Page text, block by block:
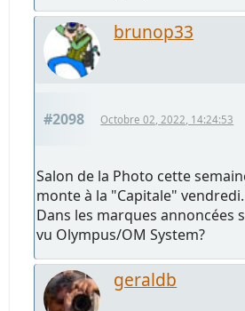
brunop33
#2098 Octobre 02, 2022, 14:24:53
Salon de la Photo cette
monte à la "Capitale" vendredi.
Dans les marques annoncées
vu Olympus/OM System?
geraldb